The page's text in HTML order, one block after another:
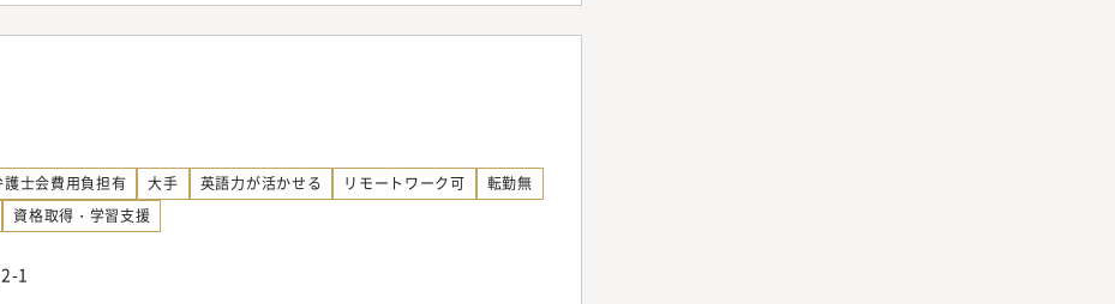
護士会費用負担有 大手 英語力が活かせる リモートワーク可
転勤無
資格取得・学習支援
1